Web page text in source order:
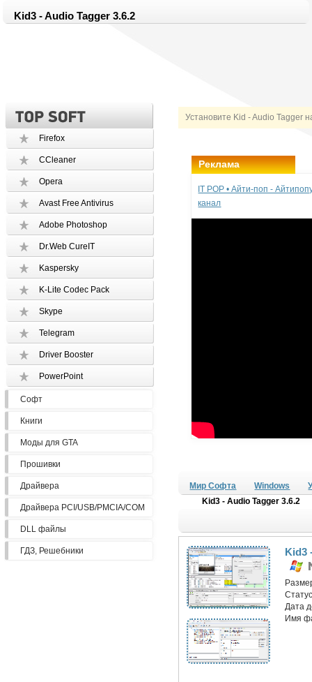
Kid3 - Audio Tagger 3.6.2
Установите Kid - Audio Tagger
Firefox
CCleaner
Opera
Avast Free Antivirus
Adobe Photoshop
Dr.Web CureIT
Kaspersky
K-Lite Codec Pack
Skype
Telegram
Driver Booster
PowerPoint
Софт
Книги
Моды для GTA
Прошивки
Драйвера
Драйвера PCI/USB/PMCIA/COM
DLL файлы
ГДЗ, Решебники
Реклама
IT POP • Айти-поп -
канал
Мир Софта Windows
Kid3 - Audio Tagger 3.6.2
Kid3
Дата
Имя